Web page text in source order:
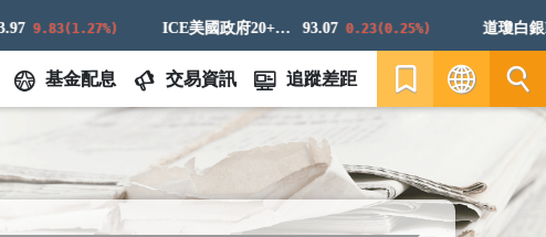
9.83(1.27%) ICE美國政府20+年期債券指數 93.07 0.23(0.25%) 道瓊白銀ER
基金配息 交易資訊 追蹤差距
EN